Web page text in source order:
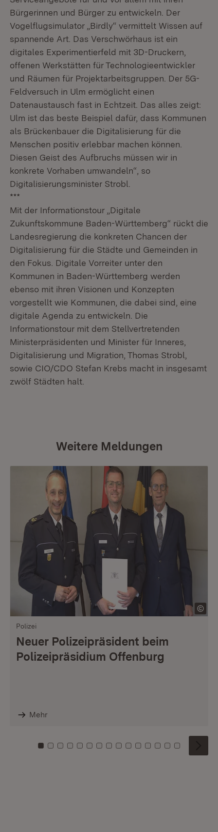
Bürgerinnen und Bürger zu entwickeln. Der
Vogelflugsimulator „Birdly“ vermittelt Wissen auf
spannende Art. Das Verschwörhaus ist ein
digitales Experimentierfeld mit 3D-Druckern,
offenen Werkstätten für Technologieentwickler
und Räumen für Projektarbeitsgruppen. Der 5G-
Feldversuch in Ulm ermöglicht einen
Datenaustausch fast in Echtzeit. Das alles zeigt:
Ulm ist das beste Beispiel dafür, dass Kommunen
als Brückenbauer die Digitalisierung für die
Menschen positiv erlebbar machen können.
Diesen Geist des Aufbruchs müssen wir in
konkrete Vorhaben umwandeln“, so
Digitalisierungsminister Strobl.
***
Mit der Informationstour „Digitale
Zukunftskommune Baden-Württemberg“ rückt die
Landesregierung die konkreten Chancen der
Digitalisierung für die Städte und Gemeinden in
den Fokus. Digitale Vorreiter unter den
Kommunen in Baden-Württemberg werden
ebenso mit ihren Visionen und Konzepten
vorgestellt wie Kommunen, die dabei sind, eine
digitale Agenda zu entwickeln. Die
Informationstour mit dem Stellvertretenden
Ministerpräsidenten und Minister für Inneres,
Digitalisierung und Migration, Thomas Strobl,
sowie CIO/CDO Stefan Krebs macht in insgesamt
zwölf Städten halt.
Weitere Meldungen
Polizei
Neuer Polizeipräsident beim
Polizeipräsidium Offenburg
Mehr
Zu Kachel: 0
Zu Kachel: 1
Zu Kachel: 2
Zu Kachel: 3
Zu Kachel: 4
Zu Kachel: 5
Zu Kachel: 6
Zu Kachel: 7
Zu Kachel: 8
Zu Kachel: 9
Zu Kachel: 10
Zu Kachel: 11
Zu Kachel: 12
Zu Kachel:
Zu